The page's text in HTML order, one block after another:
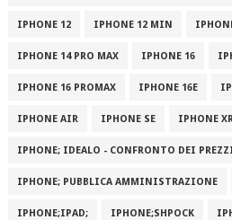
IPHONE 12 IPHONE 12 MIN
IPHONE 14 PRO MAX IPHONE 16
IPHONE 16 PROMAX IPHONE 16E
IPHONE AIR IPHONE SE IPHONE XR
IPHONE; IDEALO - CONFRONTO DEI
IPHONE; PUBBLICA AMMINISTRAZIONE
IPHONE;IPAD; IPHONE;SHPOCK